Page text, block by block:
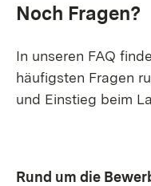
Noch Fragen?
In unseren FAQ
häufigsten Fragen
und Einstieg beim
Rund um die